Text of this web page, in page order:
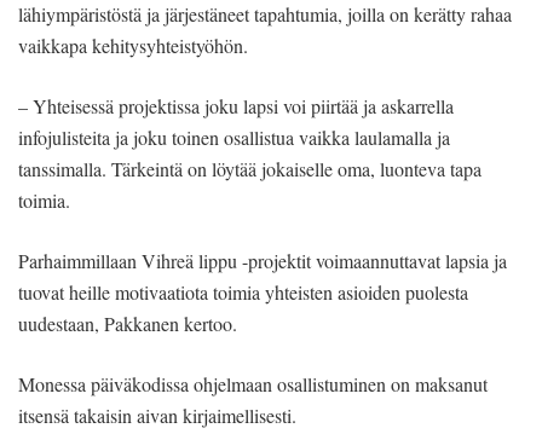
lähiympäristöstä ja järjestäneet tapahtumia, joilla on kerätty rahaa
vaikkapa kehitysyhteistyöhön.
– Yhteisessä projektissa joku lapsi voi piirtää ja askarrella
infojulisteita ja joku toinen osallistua vaikka laulamalla ja
tanssimalla. Tärkeintä on löytää jokaiselle oma, luonteva tapa
toimia.
Parhaimmillaan Vihreä lippu -projektit voimaannuttavat lapsia ja
tuovat heille motivaatiota toimia yhteisten asioiden puolesta
uudestaan, Pakkanen kertoo.
Monessa päiväkodissa ohjelmaan osallistuminen on maksanut
itsensä takaisin aivan kirjaimellisesti.